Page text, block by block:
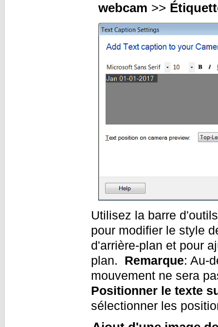
webcam >>
Utilisez la barre
pour modifier le style
d'arrière-plan et pour
plan. Remarque: Au-
mouvement ne sera
Positionner le texte
sélectionner les